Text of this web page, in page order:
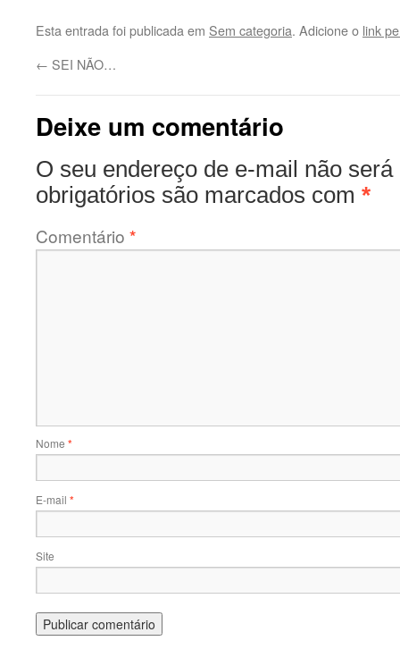
Esta entrada foi publicada em Sem categoria. Adicione o link
← SEI NÃO…
Deixe um comentário
O seu endereço de e-mail não será
obrigatórios são marcados com *
Comentário *
Nome *
E-mail *
Site